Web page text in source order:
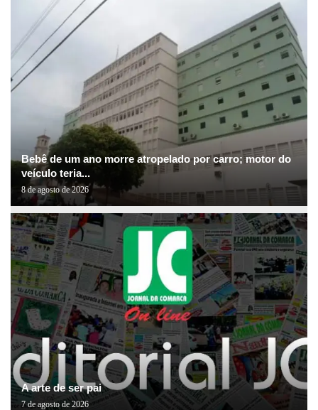
Bebê de um ano morre atropelado por carro; motor do
veículo teria...
8 de agosto de 2026
A arte de ser pai
7 de agosto de 2026